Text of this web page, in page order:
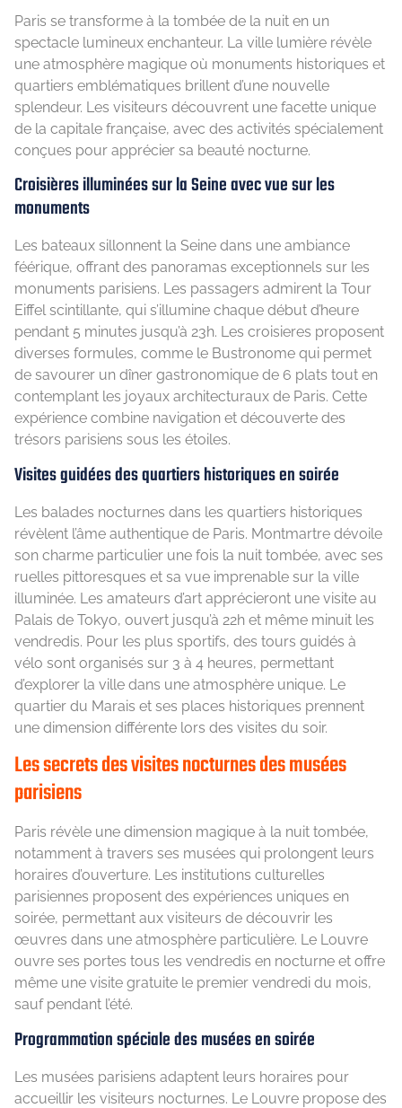
Paris se transforme à la tombée de la nuit en un
spectacle lumineux enchanteur. La ville lumière révèle
une atmosphère magique où monuments historiques et
quartiers emblématiques brillent d’une nouvelle
splendeur. Les visiteurs découvrent une facette unique
de la capitale française, avec des activités spécialement
conçues pour apprécier sa beauté nocturne.
Croisières illuminées sur la Seine avec vue sur les
monuments
Les bateaux sillonnent la Seine dans une ambiance
féérique, offrant des panoramas exceptionnels sur les
monuments parisiens. Les passagers admirent la Tour
Eiffel scintillante, qui s’illumine chaque début d’heure
pendant 5 minutes jusqu’à 23h. Les croisieres proposent
diverses formules, comme le Bustronome qui permet
de savourer un dîner gastronomique de 6 plats tout en
contemplant les joyaux architecturaux de Paris. Cette
expérience combine navigation et découverte des
trésors parisiens sous les étoiles.
Visites guidées des quartiers historiques en soirée
Les balades nocturnes dans les quartiers historiques
révèlent l’âme authentique de Paris. Montmartre dévoile
son charme particulier une fois la nuit tombée, avec ses
ruelles pittoresques et sa vue imprenable sur la ville
illuminée. Les amateurs d’art apprécieront une visite au
Palais de Tokyo, ouvert jusqu’à 22h et même minuit les
vendredis. Pour les plus sportifs, des tours guidés à
vélo sont organisés sur 3 à 4 heures, permettant
d’explorer la ville dans une atmosphère unique. Le
quartier du Marais et ses places historiques prennent
une dimension différente lors des visites du soir.
Les secrets des visites nocturnes des musées
parisiens
Paris révèle une dimension magique à la nuit tombée,
notamment à travers ses musées qui prolongent leurs
horaires d’ouverture. Les institutions culturelles
parisiennes proposent des expériences uniques en
soirée, permettant aux visiteurs de découvrir les
œuvres dans une atmosphère particulière. Le Louvre
ouvre ses portes tous les vendredis en nocturne et offre
même une visite gratuite le premier vendredi du mois,
sauf pendant l’été.
Programmation spéciale des musées en soirée
Les musées parisiens adaptent leurs horaires pour
accueillir les visiteurs nocturnes. Le Louvre propose des